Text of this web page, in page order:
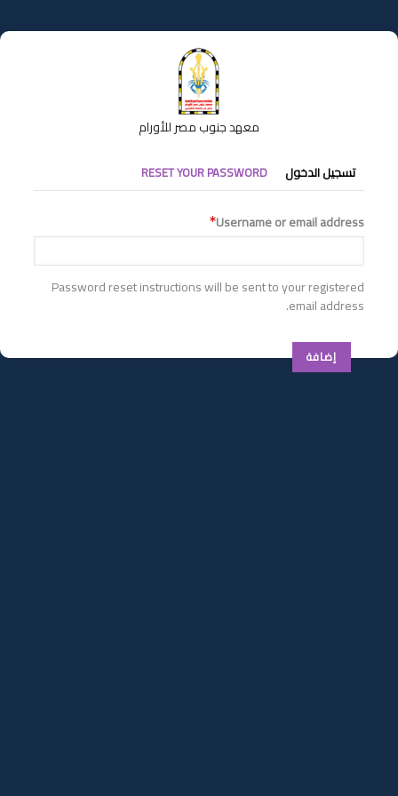
إلى
المحتوى
معهد جنوب مصر للأورام
التبويبات
الأساسية
تسجيل الدخول RESET YOUR PASSWORD
Username or email address
Password reset instructions will be sent to your registered
email address.